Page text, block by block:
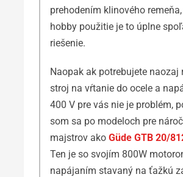
prehodením klinového
hobby použitie je to úplne
riešenie.
Naopak ak potrebujete naozaj
stroj na vŕtanie do ocele a
400 V pre vás nie je problém,
som sa po modeloch pre
majstrov ako Güde GTB 20/
Ten je so svojím 800W
napájaním stavaný na ťažkú